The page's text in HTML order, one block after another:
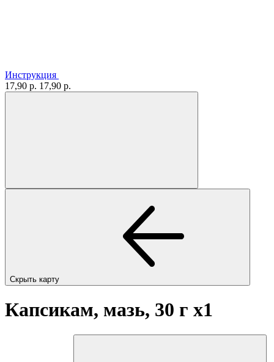
Инструкция
17,90 р. 17,90 р.
Скрыть карту
Капсикам, мазь, 30 г x1